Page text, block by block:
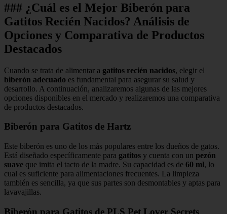
### ¿Cuál es el Mejor Biberón para
Gatitos Recién Nacidos? Análisis de
Opciones y Comparativa de Productos
Destacados
Cuando se trata de alimentar a gatitos recién nacidos, elegir el
biberón adecuado es fundamental para asegurar su salud y
desarrollo. A continuación, analizaremos algunas de las mejores
opciones disponibles en el mercado y realizaremos una comparativa
de productos destacados.
Biberón para Gatitos de Hartz
Este biberón es uno de los más populares entre los dueños de gatos.
Está diseñado específicamente para gatitos y cuenta con un pezón
suave que imita el tacto de la madre. Su capacidad es de 60 ml, lo
cual es suficiente para alimentaciones frecuentes. La limpieza
también es sencilla, ya que sus partes son desmontables y aptas para
lavavajillas.
Biberón para Gatitos de PLS Pet Lover Secrets